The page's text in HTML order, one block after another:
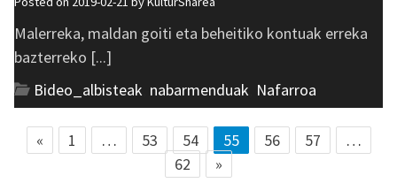
Malerreka, maldan goiti eta beheitiko kontuak erreka
bazterreko [...]
Bideo_albisteak nabarmenduak Nafarroa
« 1 … 53 54 55 56 57
…
62
»